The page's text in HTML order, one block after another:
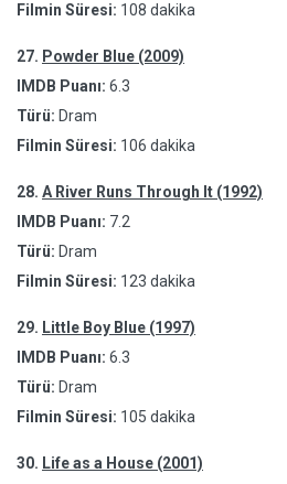
Filmin Süresi: 108 dakika
27. Powder Blue (2009)
IMDB Puanı: 6.3
Türü: Dram
Filmin Süresi: 106 dakika
28. A River Runs Through It (1992)
IMDB Puanı: 7.2
Türü: Dram
Filmin Süresi: 123 dakika
29. Little Boy Blue (1997)
IMDB Puanı: 6.3
Türü: Dram
Filmin Süresi: 105 dakika
30. Life as a House (2001)